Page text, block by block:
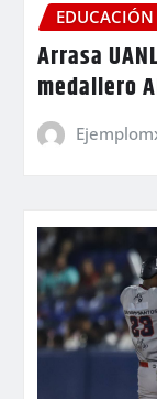
EDUCACIÓN
Arrasa
medallero